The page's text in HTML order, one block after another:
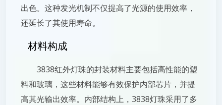
出色。这种发光机制不仅提高了光源的使用效率，
还延长了其使用寿命。
材料构成
3838红外灯珠的封装材料主要包括高性能的塑
料和玻璃，这些材料能够有效保护内部芯片，并提
高其光输出效率。内部结构上，3838灯珠采用了多